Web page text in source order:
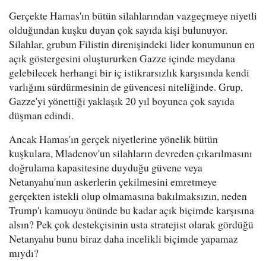
Gerçekte Hamas'ın bütün silahlarından vazgeçmeye niyetli
olduğundan kuşku duyan çok sayıda kişi bulunuyor.
Silahlar, grubun Filistin direnişindeki lider konumunun en
açık göstergesini oluştururken Gazze içinde meydana
gelebilecek herhangi bir iç istikrarsızlık karşısında kendi
varlığını sürdürmesinin de güvencesi niteliğinde. Grup,
Gazze'yi yönettiği yaklaşık 20 yıl boyunca çok sayıda
düşman edindi.
Ancak Hamas'ın gerçek niyetlerine yönelik bütün
kuşkulara, Mladenov'un silahların devreden çıkarılmasını
doğrulama kapasitesine duyduğu güvene veya
Netanyahu'nun askerlerin çekilmesini emretmeye
gerçekten istekli olup olmamasına bakılmaksızın, neden
Trump'ı kamuoyu önünde bu kadar açık biçimde karşısına
alsın? Pek çok destekçisinin usta stratejist olarak gördüğü
Netanyahu bunu biraz daha incelikli biçimde yapamaz
mıydı?